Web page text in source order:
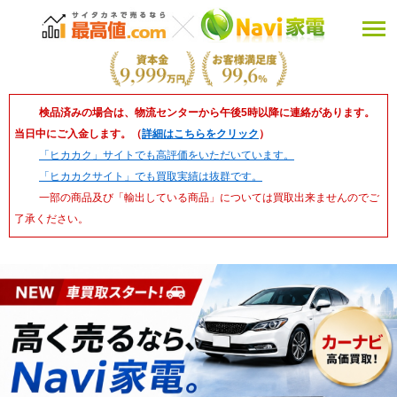
検品済みの場合は、物流センターから午後5時以降に連絡があります。
当日中にご入金します。（詳細はこちらをクリック ）
「ヒカカク」サイトでも高評価をいただいています。
「ヒカカクサイト」でも買取実績は抜群です。
一部の商品及び「輸出している商品」については買取出来ませんのでご
了承ください。